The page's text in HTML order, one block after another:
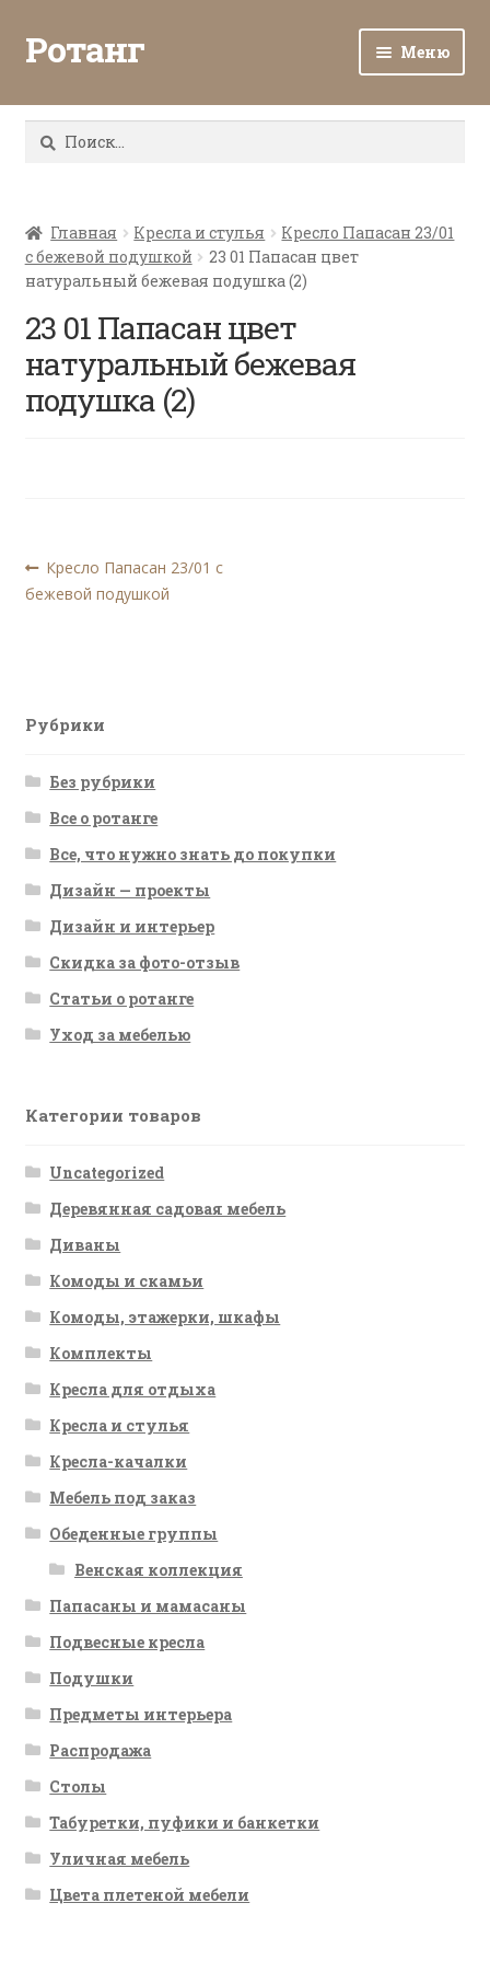
Ротанг Меню
Каталог
Все о ротанге
Ротанг оптом
Контакты
Найти:
Главная Кресла и стулья
Кресло Папасан 23/01
с бежевой подушкой
23 01 Папасан цвет
натуральный бежевая подушка (2)
23 01 Папасан цвет
натуральный бежевая
подушка (2)
Навигация
по
Предыдущая
запись:
Кресло Папасан 23/01 с
бежевой подушкой
Рубрики
Без рубрики
Все о ротанге
Все, что нужно знать до покупки
Дизайн — проекты
Дизайн и интерьер
Скидка за фото-отзыв
Статьи о ротанге
Уход за мебелью
Категории товаров
Uncategorized
Деревянная садовая мебель
Диваны
Комоды и скамьи
Комоды, этажерки, шкафы
Комплекты
Кресла для отдыха
Кресла и стулья
Кресла-качалки
Мебель под заказ
Обеденные группы
Венская коллекция
Папасаны и мамасаны
Подвесные кресла
Подушки
Предметы интерьера
Распродажа
Столы
Табуретки, пуфики и банкетки
Уличная мебель
Цвета плетеной мебели